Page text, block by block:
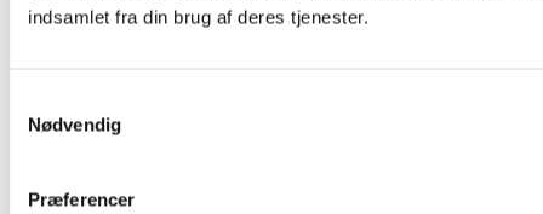
indsamlet fra din brug af deres tjenester.
Nødvendig
PræferencerGlasskabe